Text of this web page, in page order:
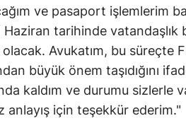
Erzincan
Erzurum
Eskişehir
Gaziantep
ve pasaport işlemlerim
Haziran tarihinde vatandaşlık
Avukatım, bu süreçte
büyük önem taşıdığını
kaldım ve durumu sizlerle
anlayış için teşekkür ederim."